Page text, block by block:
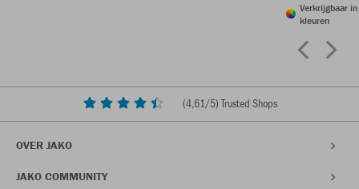
Verkrijgbaar
kleuren
(4,61/5) Trusted Shops
OVER JAKO
JAKO COMMUNITY